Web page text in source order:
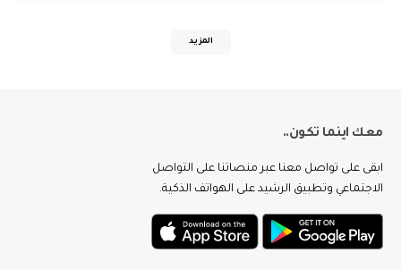
المزيد
معك اينما تكون..
ابقى على تواصل معنا عبر منصاتنا على التواصل
الاجتماعي وتطبيق الرشيد على الهواتف الذكية.